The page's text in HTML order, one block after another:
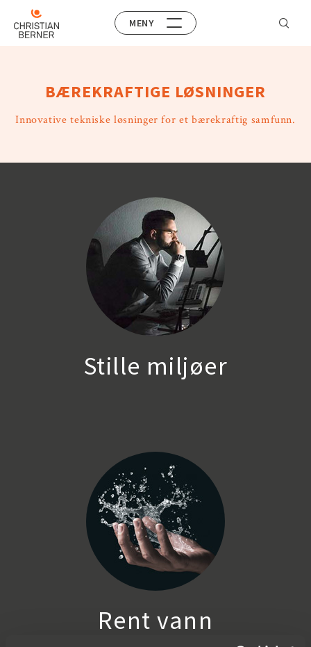
MENY
BÆREKRAFTIGE LØSNINGER
Innovative tekniske løsninger for et bærekraftig samfunn.
Stille miljøer
Rent vann